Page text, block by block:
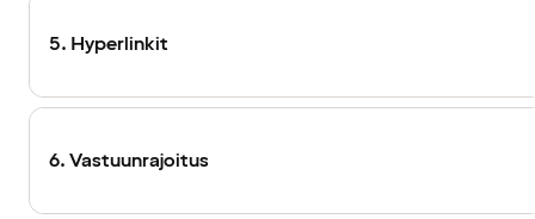
5. Hyperlinkit
6. Vastuunrajoitus